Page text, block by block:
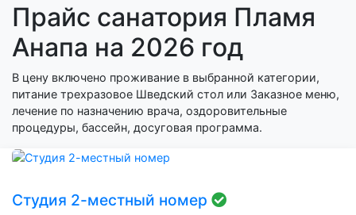
Прайс санатория Пламя
Анапа на 2026 год
В цену включено проживание в выбранной категории,
питание трехразовое Шведский стол или Заказное меню,
лечение по назначению врача, оздоровительные
процедуры, бассейн, досуговая программа.
Студия 2-местный номер